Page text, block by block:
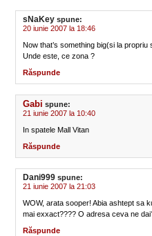
sNaKey spune:
20 iunie 2007 la 18:46
Now that’s something big(si la propriu
Unde este, ce zona ?
Răspunde
Gabi spune:
21 iunie 2007 la 10:40
In spatele Mall Vitan
Răspunde
Dani999 spune:
21 iunie 2007 la 21:03
WOW, arata sooper! Abia ashtept sa
mai exxact???? O adresa ceva ne
Răspunde